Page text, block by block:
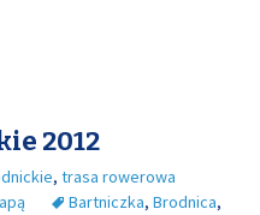
2012
, trasa rowerowa
Bartniczka, Brodnica,